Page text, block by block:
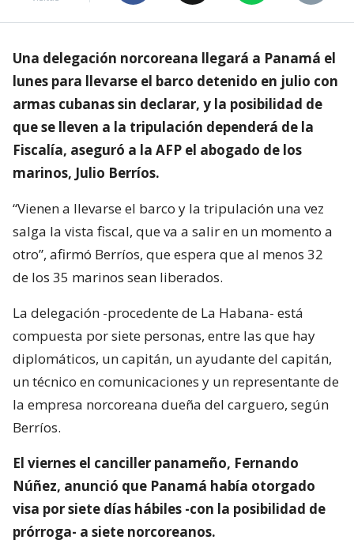
Una delegación norcoreana llegará a Panamá el
lunes para llevarse el barco detenido en julio con
armas cubanas sin declarar, y la posibilidad de
que se lleven a la tripulación dependerá de la
Fiscalía, aseguró a la AFP el abogado de los
marinos, Julio Berríos.
“Vienen a llevarse el barco y la tripulación una vez
salga la vista fiscal, que va a salir en un momento a
otro”, afirmó Berríos, que espera que al menos 32
de los 35 marinos sean liberados.
La delegación -procedente de La Habana- está
compuesta por siete personas, entre las que hay
diplomáticos, un capitán, un ayudante del capitán,
un técnico en comunicaciones y un representante de
la empresa norcoreana dueña del carguero, según
Berríos.
El viernes el canciller panameño, Fernando
Núñez, anunció que Panamá había otorgado
visa por siete días hábiles -con la posibilidad de
prórroga- a siete norcoreanos.